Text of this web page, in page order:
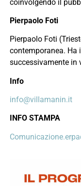
coinvolgendo il
Pierpaolo Foti
Pierpaolo Foti
contemporanea. Ha
successivamente in
Info
info@villamanin.it
INFO STAMPA